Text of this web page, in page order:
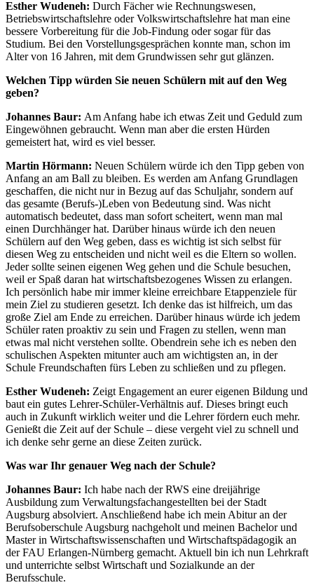
Esther Wudeneh: Durch Fächer wie Rechnungswesen,
Betriebswirtschaftslehre oder Volkswirtschaftslehre hat man eine
bessere Vorbereitung für die Job-Findung oder sogar für das
Studium. Bei den Vorstellungsgesprächen konnte man, schon im
Alter von 16 Jahren, mit dem Grundwissen sehr gut glänzen.
Welchen Tipp würden Sie neuen Schülern mit auf den Weg
geben?
Johannes Baur: Am Anfang habe ich etwas Zeit und Geduld zum
Eingewöhnen gebraucht. Wenn man aber die ersten Hürden
gemeistert hat, wird es viel besser.
Martin Hörmann: Neuen Schülern würde ich den Tipp geben von
Anfang an am Ball zu bleiben. Es werden am Anfang Grundlagen
geschaffen, die nicht nur in Bezug auf das Schuljahr, sondern auf
das gesamte (Berufs-)Leben von Bedeutung sind. Was nicht
automatisch bedeutet, dass man sofort scheitert, wenn man mal
einen Durchhänger hat. Darüber hinaus würde ich den neuen
Schülern auf den Weg geben, dass es wichtig ist sich selbst für
diesen Weg zu entscheiden und nicht weil es die Eltern so wollen.
Jeder sollte seinen eigenen Weg gehen und die Schule besuchen,
weil er Spaß daran hat wirtschaftsbezogenes Wissen zu erlangen.
Ich persönlich habe mir immer kleine erreichbare Etappenziele für
mein Ziel zu studieren gesetzt. Ich denke das ist hilfreich, um das
große Ziel am Ende zu erreichen. Darüber hinaus würde ich jedem
Schüler raten proaktiv zu sein und Fragen zu stellen, wenn man
etwas mal nicht verstehen sollte. Obendrein sehe ich es neben den
schulischen Aspekten mitunter auch am wichtigsten an, in der
Schule Freundschaften fürs Leben zu schließen und zu pflegen.
Esther Wudeneh: Zeigt Engagement an eurer eigenen Bildung und
baut ein gutes Lehrer-Schüler-Verhältnis auf. Dieses bringt euch
auch in Zukunft wirklich weiter und die Lehrer fördern euch mehr.
Genießt die Zeit auf der Schule – diese vergeht viel zu schnell und
ich denke sehr gerne an diese Zeiten zurück.
Was war Ihr genauer Weg nach der Schule?
Johannes Baur: Ich habe nach der RWS eine dreijährige
Ausbildung zum Verwaltungsfachangestellten bei der Stadt
Augsburg absolviert. Anschließend habe ich mein Abitur an der
Berufsoberschule Augsburg nachgeholt und meinen Bachelor und
Master in Wirtschaftswissenschaften und Wirtschaftspädagogik an
der FAU Erlangen-Nürnberg gemacht. Aktuell bin ich nun Lehrkraft
und unterrichte selbst Wirtschaft und Sozialkunde an der
Berufsschule.